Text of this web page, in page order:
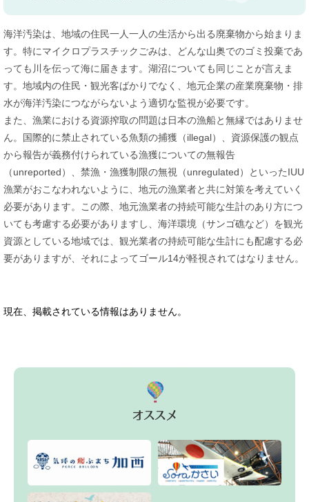
海洋汚染は、地域の住民一人一人の生活から出る廃棄物から始まりま
す。特にマイクロプラスチックごみは、どんな山奥でのゴミ投棄であ
っても川を伝って海に届きます。湖沼についても同じことが言えま
す。地域内の住民・観光客ばかりでなく、地元企業の産業廃棄物・排
水が海洋汚染につながらないよう適切な監視が必要です。
また、漁業における資源搾取の問題は日本の漁船と無縁ではありませ
ん。国際的に禁止されている魚類の捕獲（illegal）、資源保護の観点
から報告が義務付けられている漁獲についての無報告
（unreported）、禁漁・漁獲制限の無視（unregulated）といったIUU
漁業がおこなわれないように、地元の漁業者と共に対策を考えていく
必要があります。この際、地元漁業者の持続可能な生計のあり方につ
いても考慮する必要がありますし、海洋環境（サンゴ礁など）を観光
資源としている地域では、観光業者の持続可能な生計にも配慮する必
要がありますが、それによってゴール14が軽視されてはなりません。
現在、掲載されている情報はありません。